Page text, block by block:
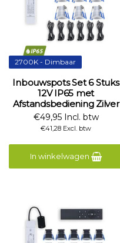
2700K - Dimbaar
Inbouwspots Set 6 Stuks
12V IP65 met
Afstandsbediening Zilver
€49,95 Incl. btw
€41,28 Excl. btw
In winkelwagen